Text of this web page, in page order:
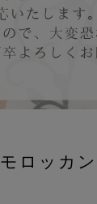
モロッカン